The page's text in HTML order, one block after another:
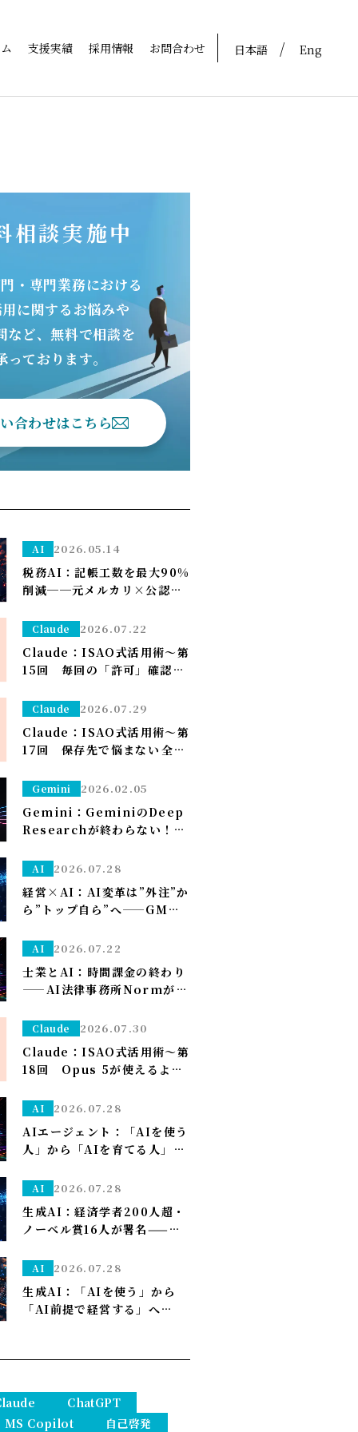
支援実績 採用情報 お問合わせ 日本語 Eng
相談実施中
・専門業務における
に関するお悩みや
など、無料で相談を
っております。
合わせはこちら
AI 2026.05.14
税務AI：記帳工数を最大90%
削減──元メルカリ×公認会
Zeimee、半年後の本格投入
Claude 2026.07.22
Claude：ISAO式活用術～第
15回 毎回の「許可」確認が
は「常に許可」で流す（※管
Claude 2026.07.29
Claude：ISAO式活用術～第
17回 保存先で悩まない――全部
して、仕分けはClaudeに任
Gemini 2026.02.05
Gemini：GeminiのDeep
Researchが終わらない！？
た1つ」のこと
AI 2026.07.28
経営×AI：AI変革は”外注”か
ら”トップ自ら”へ——GMO熊
任、社長がコードを書く
AI 2026.07.22
士業とAI：時間課金の終わり
——AI法律事務所Normがユ
ぐ」への転換
Claude 2026.07.30
Claude：ISAO式活用術～第
18回 Opus 5が使えるよう
ので改めて使い分けを考え直
Opus、「集める・手を動か
す」はSonnet～
AI 2026.07.28
AIエージェント：「AIを使う
人」から「AIを育てる人」へ
管理部はこう備える
AI 2026.07.28
生成AI：経済学者200人超・
ノーベル賞16人が署名——
AIの雇用喪失リスクに警鐘
AI 2026.07.28
生成AI：「AIを使う」から
「AI前提で経営する」へ——
ル企業も現実に
ChatGPT
MS Copilot
自己啓発